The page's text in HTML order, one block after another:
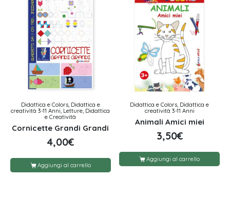
Didattica e Colors, Didattica e
creatività 3-11 Anni, Letture, Didattica
e Creatività
Cornicette Grandi Grandi
4,00€
Aggiungi al carrello
Didattica e Colors, Didattica e
creatività 3-11 Anni
Animali Amici miei
3,50€
Aggiungi al carrello